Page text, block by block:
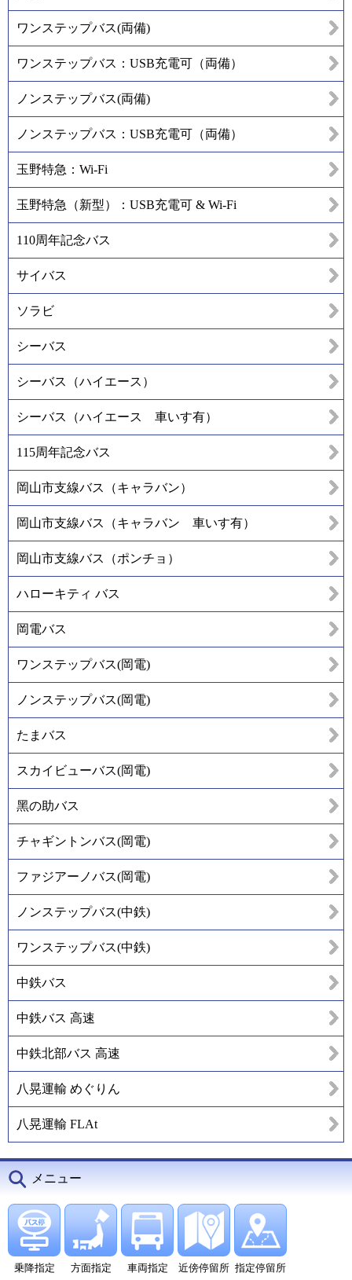
ワンステップバス(両備)
ワンステップバス：USB充電可（両備）
ノンステップバス(両備)
ノンステップバス：USB充電可（両備）
玉野特急：Wi-Fi
玉野特急（新型）：USB充電可 & Wi-Fi
110周年記念バス
サイバス
ソラビ
シーバス
シーバス（ハイエース）
シーバス（ハイエース 車いす有）
115周年記念バス
岡山市支線バス（キャラバン）
岡山市支線バス（キャラバン 車いす有）
岡山市支線バス（ポンチョ）
ハローキティ バス
岡電バス
ワンステップバス(岡電)
ノンステップバス(岡電)
たまバス
スカイビューバス(岡電)
黑の助バス
チャギントンバス(岡電)
ファジアーノバス(岡電)
ノンステップバス(中鉄)
ワンステップバス(中鉄)
中鉄バス
中鉄バス 高速
中鉄北部バス 高速
八晃運輸 めぐりん
八晃運輸 FLAt
メニュー
乗降指定 方面指定 車両指定 近傍停留所 指定停留所